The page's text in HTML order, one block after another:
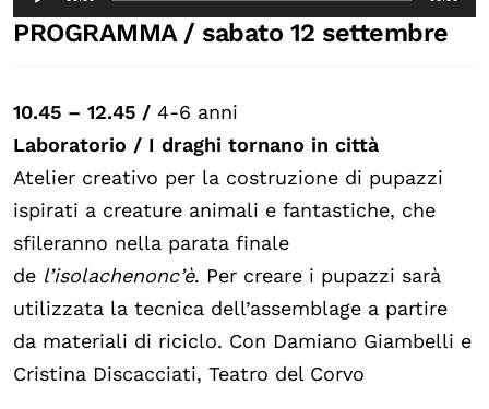
Player
PROGRAMMA / sabato 12 settembre
10.45 – 12.45 / 4-6 anni
Laboratorio / I draghi tornano in città
Atelier creativo per la costruzione di pupazzi
ispirati a creature animali e fantastiche, che
sfileranno nella parata finale
de l’isolachenonc’è. Per creare i pupazzi sarà
utilizzata la tecnica dell’assemblage a partire
da materiali di riciclo. Con Damiano Giambelli e
Cristina Discacciati, Teatro del Corvo